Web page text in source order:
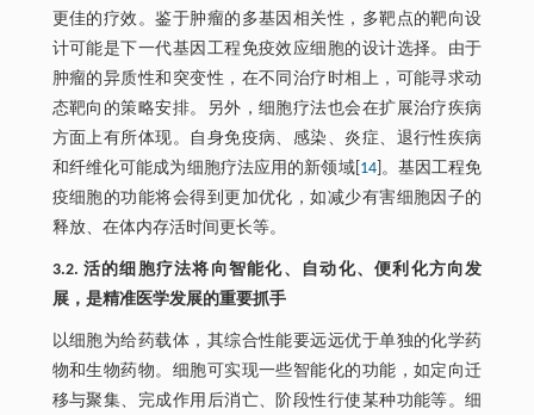
更佳的疗效。鉴于肿瘤的多基因相关性，多靶点的靶向设
计可能是下一代基因工程免疫效应细胞的设计选择。由于
肿瘤的异质性和突变性，在不同治疗时相上，可能寻求动
态靶向的策略安排。另外，细胞疗法也会在扩展治疗疾病
方面上有所体现。自身免疫病、感染、炎症、退行性疾病
和纤维化可能成为细胞疗法应用的新领域[ 14]。基因工程免
疫细胞的功能将会得到更加优化，如减少有害细胞因子的
释放、在体内存活时间更长等。
3.2. 活的细胞疗法将向智能化、自动化、便利化方向发
展，是精准医学发展的重要抓手
以细胞为给药载体，其综合性能要远远优于单独的化学药
物和生物药物。细胞可实现一些智能化的功能，如定向迁
移与聚集、完成作用后消亡、阶段性行使某种功能等。细